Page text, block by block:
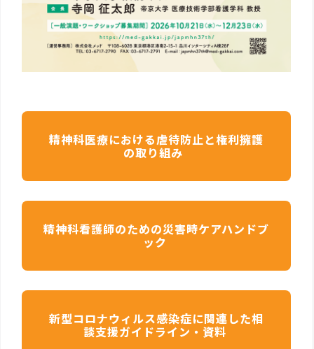
精神科医療における虐待防止と権利擁護
の取り組み
精神科看護師のための災害時ケアハンドブ
ック
新型コロナウィルス感染症に関連した相
談支援ガイドライン・資料